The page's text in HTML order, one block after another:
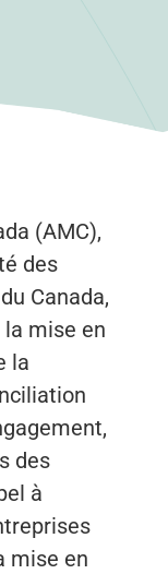
(AMC),
des
Canada,
mise en
la
des
à
mise en